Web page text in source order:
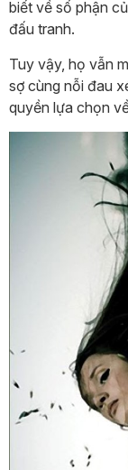
biết về số phận
đấu tranh.
Tuy vậy, họ vẫn
sợ cùng nỗi đau
quyền lựa chọn